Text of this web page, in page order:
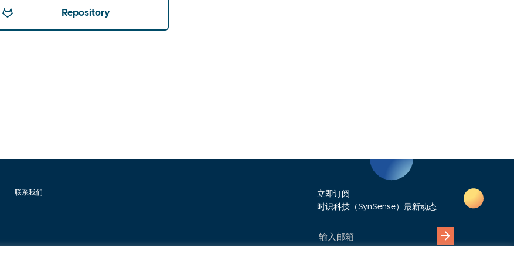
Repository
联系我们
立即订阅
时识科技（SynSense）最新动态
入
邮